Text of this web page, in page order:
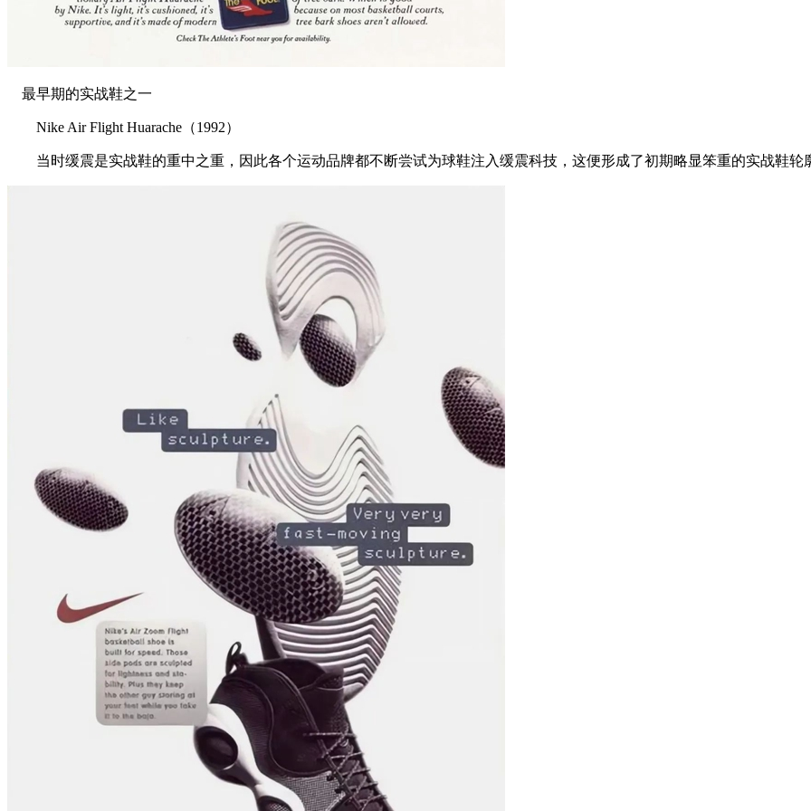
最早期的实战鞋之一
Nike Air Flight Huarache（1992）
当时缓震是实战鞋的重中之重，因此各个运动品牌都不断尝试为球鞋注入缓震科技，这便形成了初期略显笨重的实战鞋轮